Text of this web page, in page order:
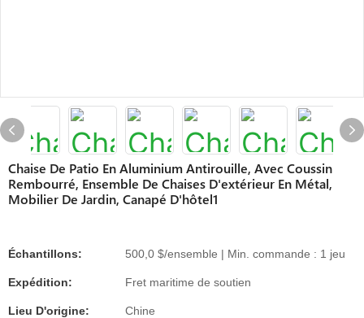
Chaise De Patio En Aluminium Antirouille, Avec Coussin
Rembourré, Ensemble De Chaises D'extérieur En Métal,
Mobilier De Jardin, Canapé D'hôtel1
Échantillons: 500,0 $/ensemble | Min. commande : 1 jeu
Expédition: Fret maritime de soutien
Lieu D'origine: Chine